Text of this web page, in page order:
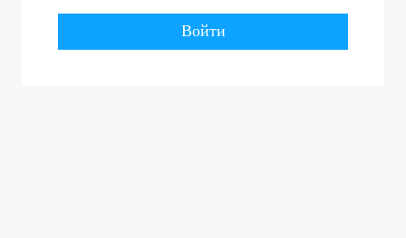
Войти